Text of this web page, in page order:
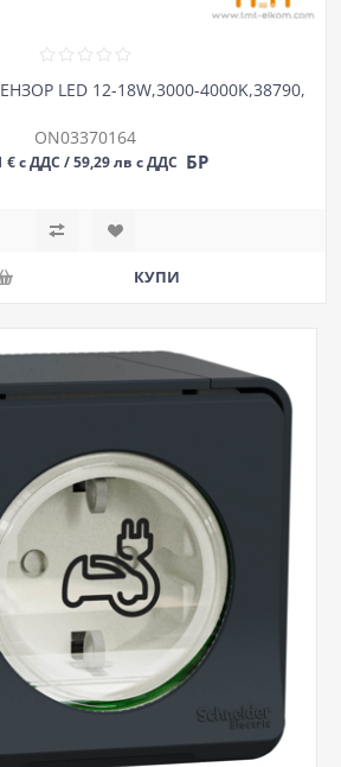
LED 12-18W,3000-4000K,38790,
ON03370164
€ с ДДС / 59,29 лв с ДДС БР